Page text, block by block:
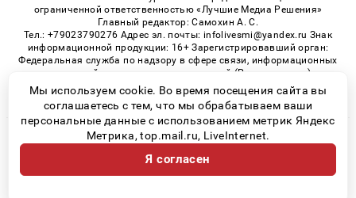
ограниченной ответственностью «Лучшие Медиа Решения»
Главный редактор: Самохин А. С.
Тел.: +79023790276 Адрес эл. почты: infolivesmi@yandex.ru Знак
информационной продукции: 16+ Зарегистрировавший орган:
Федеральная служба по надзору в сфере связи, информационных
технологий и массовых коммуникаций (Роскомнадзор)
Регистрационный номер СМИ ЭЛ № ФС 77 - 82535 от 21.01.2022
© 2026 «Kurgan-Live» | Все права защищены
Возрастная категория сайта 16+
Политика конфиденциальности
Мы используем cookie. Во время посещения сайта вы
соглашаетесь с тем, что мы обрабатываем ваши
персональные данные с использованием метрик Яндекс
Метрика, top.mail.ru, LiveInternet.
Я согласен